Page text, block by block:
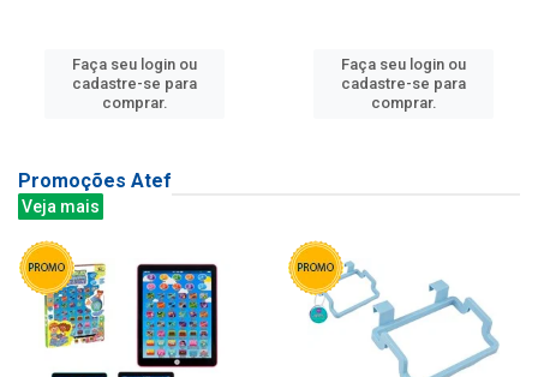
Faça seu login ou
cadastre-se para
comprar.
Faça seu login ou
cadastre-se para
comprar.
Promoções Atef
Veja mais